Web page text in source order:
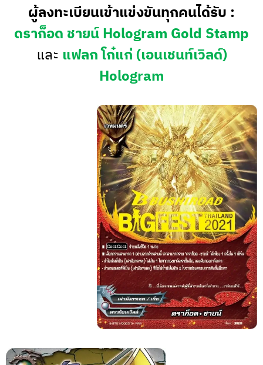
ผู้ลงทะเบียนเข้าแข่งขันทุกคนได้รับ :
ดราก็อด ชายน์ Hologram Gold Stamp
และ แฟลก โก๋แก่ (เอนเชนท์เวิลด์)
Hologram